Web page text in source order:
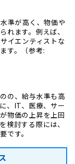
準が高く、物価や
れます。例えば、
イエンティストな
す。（参考:
の、給与水準も高
、IT、医療、サー
が物価の上昇を上回
検討する際には、
です。